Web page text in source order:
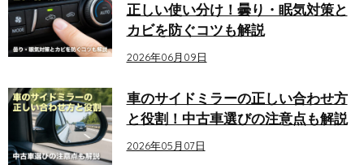
正しい使い分け！曇り・眠気対策と
カビを防ぐコツも解説
2026年06月09日
車のサイドミラーの正しい合わせ方
と役割！中古車選びの注意点も解説
2026年05月07日